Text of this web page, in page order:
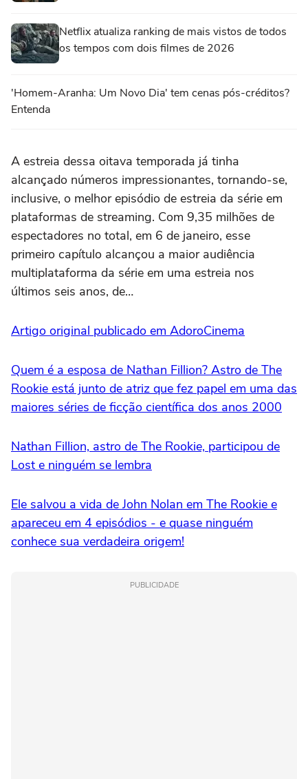
Netflix atualiza ranking de mais vistos de todos
os tempos com dois filmes de 2026
'Homem-Aranha: Um Novo Dia' tem cenas pós-créditos?
Entenda
A estreia dessa oitava temporada já tinha
alcançado números impressionantes, tornando-se,
inclusive, o melhor episódio de estreia da série em
plataformas de streaming. Com 9,35 milhões de
espectadores no total, em 6 de janeiro, esse
primeiro capítulo alcançou a maior audiência
multiplataforma da série em uma estreia nos
últimos seis anos, de…
Artigo original publicado em AdoroCinema
Quem é a esposa de Nathan Fillion? Astro de The
Rookie está junto de atriz que fez papel em uma das
maiores séries de ficção científica dos anos 2000
Nathan Fillion, astro de The Rookie, participou de
Lost e ninguém se lembra
Ele salvou a vida de John Nolan em The Rookie e
apareceu em 4 episódios - e quase ninguém
conhece sua verdadeira origem!
PUBLICIDADE